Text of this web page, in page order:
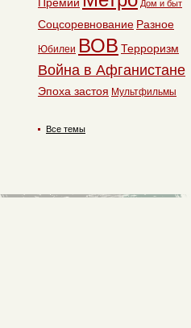
Дом и быт
Соцсоревнование Разное
Юбилеи ВОВ Терроризм
Война в Афганистане
Эпоха застоя Мультфильмы
Все темы